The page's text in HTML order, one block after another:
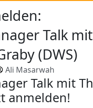
Talk mit
(DWS)
Ali Masarwah
Talk mit
anmelden!